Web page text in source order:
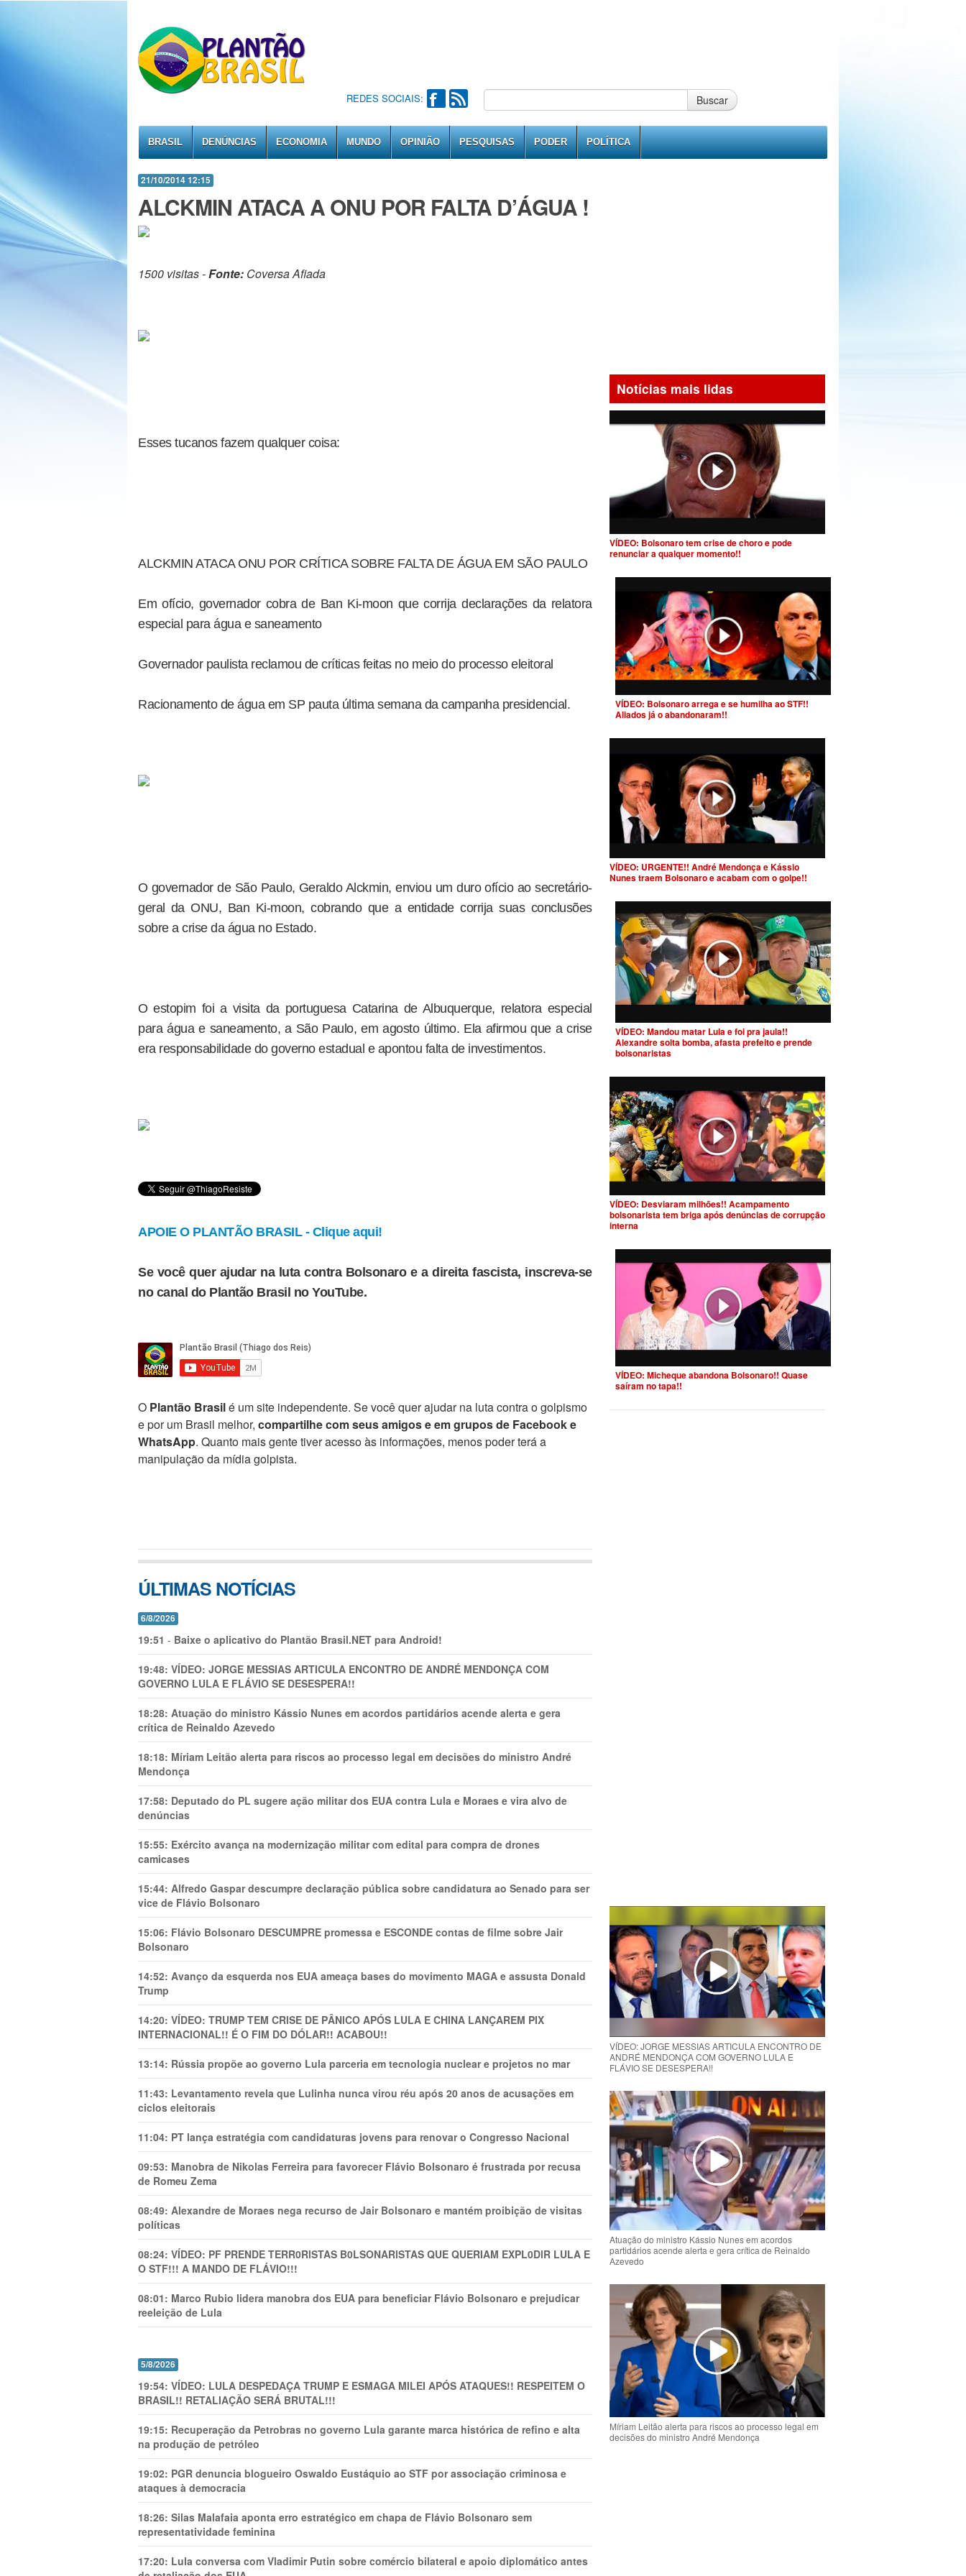
REDES SOCIAIS: Buscar
BRASIL DENÚNCIAS ECONOMIA MUNDO OPINIÃO PESQUISAS PODER POLÍTICA
21/10/2014 12:15
ALCKMIN ATACA A ONU POR FALTA D’ÁGUA !
1500 visitas -Fonte: Coversa Afiada
Esses tucanos fazem qualquer coisa:
ALCKMIN ATACA ONU POR CRÍTICA SOBRE FALTA DE ÁGUA EM SÃO PAULO
Em ofício, governador cobra de Ban Ki-moon que corrija declarações da relatora
especial para água e saneamento
Governador paulista reclamou de críticas feitas no meio do processo eleitoral
Racionamento de água em SP pauta última semana da campanha presidencial.
O governador de São Paulo, Geraldo Alckmin, enviou um duro ofício ao secretário-
geral da ONU, Ban Ki-moon, cobrando que a entidade corrija suas conclusões
sobre a crise da água no Estado.
O estopim foi a visita da portuguesa Catarina de Albuquerque, relatora especial
para água e saneamento, a São Paulo, em agosto último. Ela afirmou que a crise
era responsabilidade do governo estadual e apontou falta de investimentos.
APOIE O PLANTÃO BRASIL - Clique aqui!
Se você quer ajudar na luta contra Bolsonaro e a direita fascista, inscreva-se
no canal do Plantão Brasil no YouTube.
O Plantão Brasilé um site independente. Se você quer ajudar na luta contra o golpismo
e por um Brasil melhor, compartilhe com seus amigos e em grupos de Facebook e
WhatsApp. Quanto mais gente tiver acesso às informações, menos poder terá a
manipulação da mídia golpista.
ÚLTIMAS NOTÍCIAS
6/8/2026
19:51 - Baixe o aplicativo do Plantão Brasil.NET para Android!
19:48: VÍDEO: JORGE MESSIAS ARTICULA ENCONTRO DE ANDRÉ MENDONÇA COM
GOVERNO LULA E FLÁVIO SE DESESPERA!!
18:28: Atuação do ministro Kássio Nunes em acordos partidários acende alerta e gera
crítica de Reinaldo Azevedo
18:18: Míriam Leitão alerta para riscos ao processo legal em decisões do ministro André
Mendonça
17:58: Deputado do PL sugere ação militar dos EUA contra Lula e Moraes e vira alvo de
denúncias
15:55: Exército avança na modernização militar com edital para compra de drones
camicases
15:44: Alfredo Gaspar descumpre declaração pública sobre candidatura ao Senado para ser
vice de Flávio Bolsonaro
15:06: Flávio Bolsonaro DESCUMPRE promessa e ESCONDE contas de filme sobre Jair
Bolsonaro
14:52: Avanço da esquerda nos EUA ameaça bases do movimento MAGA e assusta Donald
Trump
14:20: VÍDEO: TRUMP TEM CRlSE DE PÂNlCO APÓS LULA E CHINA LANÇAREM PIX
INTERNACIONAL!! É O FIM DO DÓLAR!! ACABOU!!
13:14: Rússia propõe ao governo Lula parceria em tecnologia nuclear e projetos no mar
11:43: Levantamento revela que Lulinha nunca virou réu após 20 anos de acusações em
ciclos eleitorais
11:04: PT lança estratégia com candidaturas jovens para renovar o Congresso Nacional
09:53: Manobra de Nikolas Ferreira para favorecer Flávio Bolsonaro é frustrada por recusa
de Romeu Zema
08:49: Alexandre de Moraes nega recurso de Jair Bolsonaro e mantém proibição de visitas
políticas
08:24: VÍDEO: PF PRENDE TERR0RlSTAS B0LSONARlSTAS QUE QUERIAM EXPL0DlR LULA E
O STF!!! A MANDO DE FLÁVIO!!!
08:01: Marco Rubio lidera manobra dos EUA para beneficiar Flávio Bolsonaro e prejudicar
reeleição de Lula
5/8/2026
19:54: VÍDEO: LULA DESPEDAÇA TRUMP E ESMAGA MILEI APÓS ATAQUES!! RESPEITEM O
BRASIL!! RETALIAÇÃO SERÁ BRUTAL!!!
19:15: Recuperação da Petrobras no governo Lula garante marca histórica de refino e alta
na produção de petróleo
19:02: PGR denuncia blogueiro Oswaldo Eustáquio ao STF por associação criminosa e
ataques à democracia
18:26: Silas Malafaia aponta erro estratégico em chapa de Flávio Bolsonaro sem
representatividade feminina
17:20: Lula conversa com Vladimir Putin sobre comércio bilateral e apoio diplomático antes
Notícias mais lidas
VÍDEO: Bolsonaro tem crise de choro e pode
renunciar a qualquer momento!!
VÍDEO: Bolsonaro arrega e se humilha ao STF!!
Aliados já o abandonaram!!
VÍDEO: URGENTE!! André Mendonça e Kássio
Nunes traem Bolsonaro e acabam com o golpe!!
VÍDEO: Mandou matar Lula e foi pra jaula!!
Alexandre solta bomba, afasta prefeito e prende
bolsonaristas
VÍDEO: Desviaram milhões!! Acampamento
bolsonarista tem briga após denúncias de corrupção
interna
VÍDEO: Micheque abandona Bolsonaro!! Quase
saíram no tapa!!
VÍDEO: JORGE MESSIAS ARTICULA ENCONTRO DE
ANDRÉ MENDONÇA COM GOVERNO LULA E
FLÁVIO SE DESESPERA!!
Atuação do ministro Kássio Nunes em acordos
partidários acende alerta e gera crítica de Reinaldo
Azevedo
Míriam Leitão alerta para riscos ao processo legal em
decisões do ministro André Mendonça